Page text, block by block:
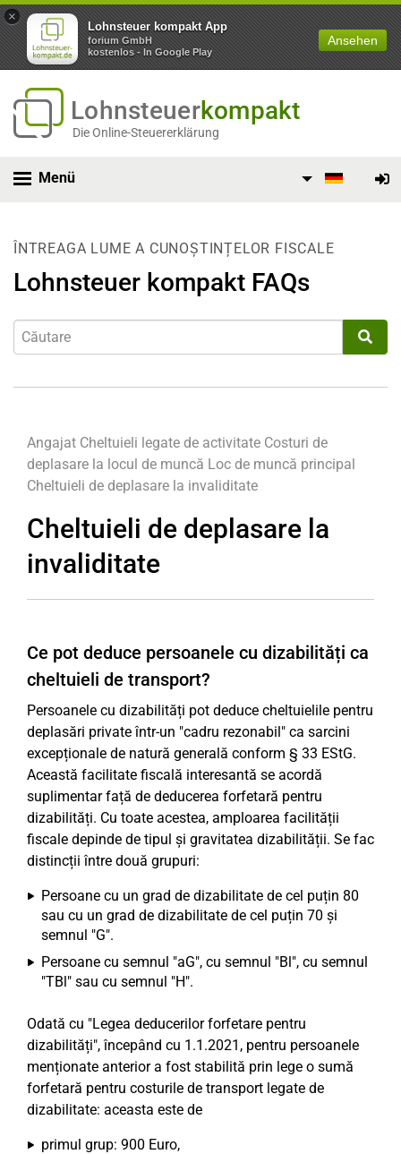
×
Lohnsteuer kompakt App
forium GmbH
kostenlos - In Google Play
Ansehen
Lohnsteuerkompakt
Die Online-Steuererklärung
Menü
ÎNTREAGA LUME A CUNOȘTINȚELOR FISCALE
Lohnsteuer kompakt FAQs
Angajat Cheltuieli legate de activitate Costuri de
deplasare la locul de muncă Loc de muncă principal
Cheltuieli de deplasare la invaliditate
Cheltuieli de deplasare la
invaliditate
Ce pot deduce persoanele cu dizabilități ca
cheltuieli de transport?
Persoanele cu dizabilități pot deduce cheltuielile pentru
deplasări private într-un "cadru rezonabil" ca sarcini
excepționale de natură generală conform § 33 EStG.
Această facilitate fiscală interesantă se acordă
suplimentar față de deducerea forfetară pentru
dizabilități. Cu toate acestea, amploarea facilității
fiscale depinde de tipul și gravitatea dizabilității. Se fac
distincții între două grupuri:
Persoane cu un grad de dizabilitate de cel puțin 80
sau cu un grad de dizabilitate de cel puțin 70 și
semnul "G".
Persoane cu semnul "aG", cu semnul "Bl", cu semnul
"TBl" sau cu semnul "H".
Odată cu "Legea deducerilor forfetare pentru
dizabilități", începând cu 1.1.2021, pentru persoanele
menționate anterior a fost stabilită prin lege o sumă
forfetară pentru costurile de transport legate de
dizabilitate: aceasta este de
primul grup: 900 Euro,